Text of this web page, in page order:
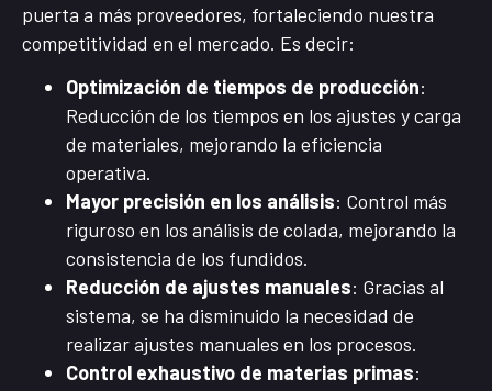
puerta a más proveedores, fortaleciendo nuestra
competitividad en el mercado. Es decir:
Optimización de tiempos de producción:
Reducción de los tiempos en los ajustes y carga
de materiales, mejorando la eficiencia
operativa.
Mayor precisión en los análisis: Control más
riguroso en los análisis de colada, mejorando la
consistencia de los fundidos.
Reducción de ajustes manuales: Gracias al
sistema, se ha disminuido la necesidad de
realizar ajustes manuales en los procesos.
Control exhaustivo de materias primas: